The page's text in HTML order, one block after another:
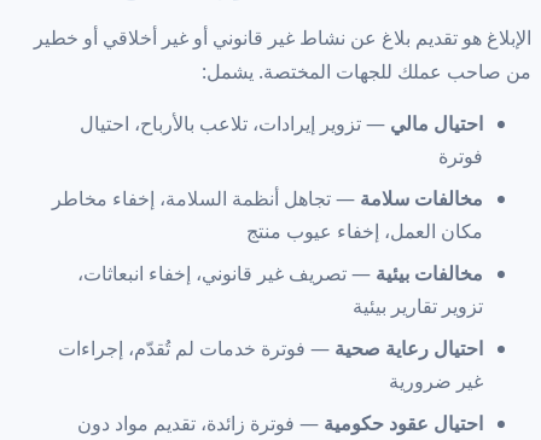
الإبلاغ هو تقديم بلاغ عن نشاط غير قانوني أو غير أخلاقي أو خطير
من صاحب عملك للجهات المختصة. يشمل:
احتيال مالي — تزوير إيرادات، تلاعب بالأرباح، احتيال
فوترة
مخالفات سلامة — تجاهل أنظمة السلامة، إخفاء مخاطر
مكان العمل، إخفاء عيوب منتج
مخالفات بيئية — تصريف غير قانوني، إخفاء انبعاثات،
تزوير تقارير بيئية
احتيال رعاية صحية — فوترة خدمات لم تُقدّم، إجراءات
غير ضرورية
احتيال عقود حكومية — فوترة زائدة، تقديم مواد دون